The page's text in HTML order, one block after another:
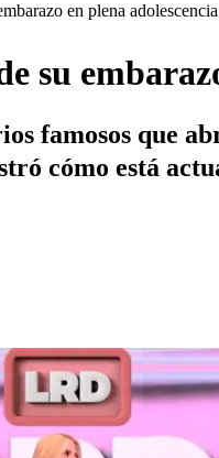
en plena
su
famosos que
cómo está